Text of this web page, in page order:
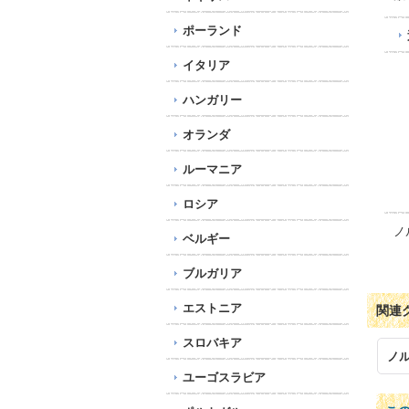
ポーランド
イタリア
ハンガリー
オランダ
ルーマニア
ロシア
ベルギー
ブルガリア
エストニア
スロバキア
ユーゴスラビア
関連
ノ